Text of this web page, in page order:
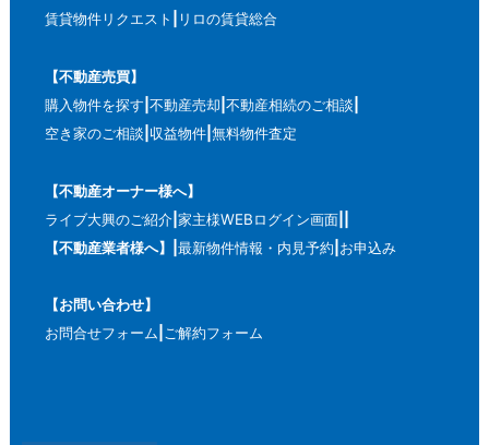
賃貸物件リクエスト
リロの賃貸総合
【不動産売買】
購入物件を探す 不動産売却 不動産相続のご相談
空き家のご相談 収益物件 無料物件査定
【不動産オーナー様へ】
ライブ大興のご紹介 家主様WEBログイン画面
【不動産業者様へ】
最新物件情報・内見予約 お申込み
【お問い合わせ】
お問合せフォーム ご解約フォーム